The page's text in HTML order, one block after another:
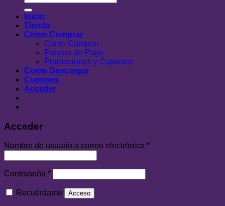
por:
Inicio
Tienda
Como Comprar
Como Comprar
Formas de Pago
Promociones y Cupones
Como Descargar
Cupones
Acceder
Acceder
Nombre de usuario o correo electrónico *
Contraseña *
Recuérdame Acceso